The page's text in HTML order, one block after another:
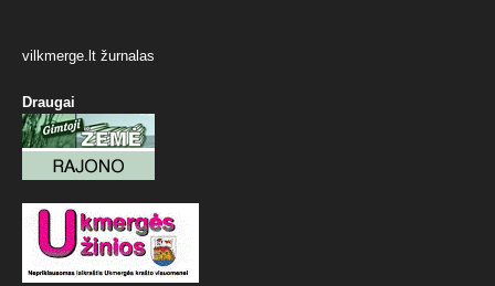
vilkmerge.lt žurnalas
Draugai